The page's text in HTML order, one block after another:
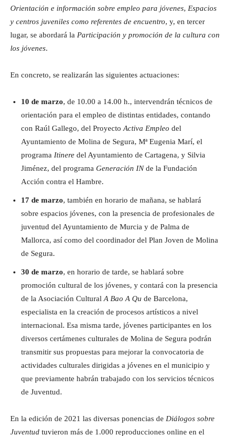
Orientación e información sobre empleo para jóvenes, Espacios
y centros juveniles como referentes de encuentro, y, en tercer
lugar, se abordará la Participación y promoción de la cultura con
los jóvenes.
En concreto, se realizarán las siguientes actuaciones:
10 de marzo, de 10.00 a 14.00 h., intervendrán técnicos de
orientación para el empleo de distintas entidades, contando
con Raúl Gallego, del ProyectoActiva Empleo del
Ayuntamiento de Molina de Segura, Mª Eugenia Marí, el
programa Itinere del Ayuntamiento de Cartagena, y Silvia
Jiménez, del programa Generación INde la Fundación
Acción contra el Hambre.
17 de marzo, también en horario de mañana, se hablará
sobre espacios jóvenes, con la presencia de profesionales de
juventud del Ayuntamiento de Murcia y de Palma de
Mallorca, así como del coordinador del Plan Joven de Molina
de Segura.
30 de marzo, en horario de tarde, se hablará sobre
promoción cultural de los jóvenes, y contará con la presencia
de la Asociación CulturalA Bao A Qu de Barcelona,
especialista en la creación de procesos artísticos a nivel
internacional. Esa misma tarde, jóvenes participantes en los
diversos certámenes culturales de Molina de Segura podrán
transmitir sus propuestas para mejorar la convocatoria de
actividades culturales dirigidas a jóvenes en el municipio y
que previamente habrán trabajado con los servicios técnicos
de Juventud.
En la edición de 2021 las diversas ponencias de Diálogos sobre
Juventud tuvieron más de 1.000 reproducciones online en el